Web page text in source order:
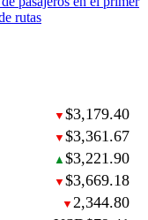
rutas
▼ $3,179.40
▼ $3,361.67
▲ $3,221.90
▼ $3,669.18
▼ 2,344.80